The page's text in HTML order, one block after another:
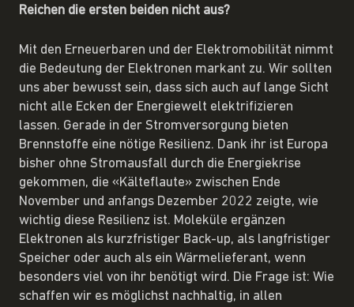
Reichen die ersten beiden nicht aus?
Mit den Erneuerbaren und der Elektromobilität nimmt
die Bedeutung der Elektronen markant zu. Wir sollten
uns aber bewusst sein, dass sich auch auf lange Sicht
nicht alle Ecken der Energiewelt elektrifizieren
lassen. Gerade in der Stromversorgung bieten
Brennstoffe eine nötige Resilienz. Dank ihr ist Europa
bisher ohne Stromausfall durch die Energiekrise
gekommen, die «Kälteflaute» zwischen Ende
November und anfangs Dezember 2022 zeigte, wie
wichtig diese Resilienz ist. Moleküle ergänzen
Elektronen als kurzfristiger Back-up, als langfristiger
Speicher oder auch als ein Wärmelieferant, wenn
besonders viel von ihr benötigt wird. Die Frage ist: Wie
schaffen wir es möglichst nachhaltig, in allen